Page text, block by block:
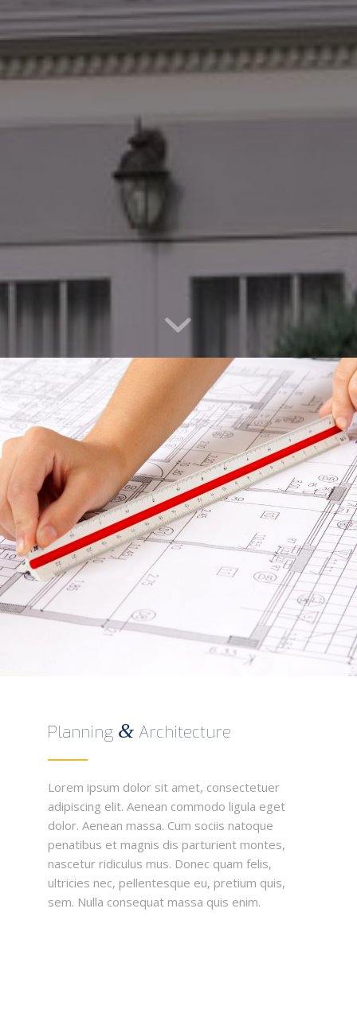
Planning & Architecture
Lorem ipsum dolor sit amet, consectetuer
adipiscing elit. Aenean commodo ligula eget
dolor. Aenean massa. Cum sociis natoque
penatibus et magnis dis parturient montes,
nascetur ridiculus mus. Donec quam felis,
ultricies nec, pellentesque eu, pretium quis,
sem. Nulla consequat massa quis enim.